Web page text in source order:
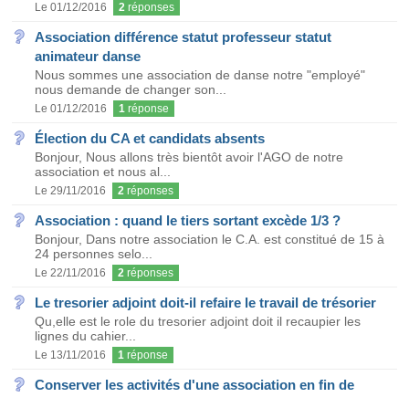
Le 01/12/2016 2 réponses
Association différence statut professeur statut
animateur danse
Nous sommes une association de danse notre "employé"
nous demande de changer son...
Le 01/12/2016 1 réponse
Élection du CA et candidats absents
Bonjour, Nous allons très bientôt avoir l'AGO de notre
association et nous al...
Le 29/11/2016 2 réponses
Association : quand le tiers sortant excède 1/3 ?
Bonjour, Dans notre association le C.A. est constitué de 15 à
24 personnes selo...
Le 22/11/2016 2 réponses
Le tresorier adjoint doit-il refaire le travail de trésorier
Qu,elle est le role du tresorier adjoint doit il recaupier les
lignes du cahier...
Le 13/11/2016 1 réponse
Conserver les activités d'une association en fin de